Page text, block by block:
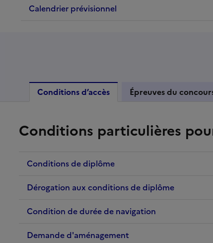
Calendrier prévisionnel
Conditions d’accès Épreuves du
Conditions particulières
Conditions de diplôme
Dérogation aux conditions de diplôme
Condition de durée de navigation
Demande d'aménagement